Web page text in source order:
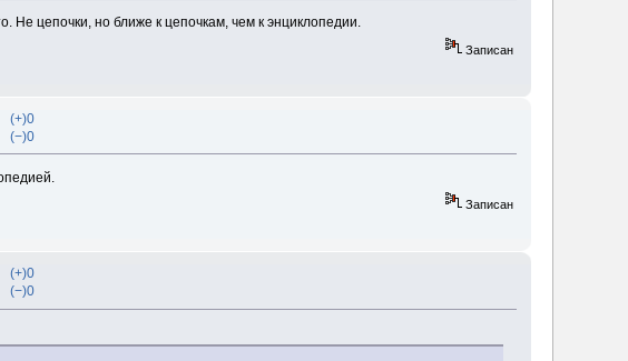
Не цепочки, но ближе к цепочкам, чем к энциклопедии.
Записан
(+)0
(−)0
Записан
(+)0
(−)0